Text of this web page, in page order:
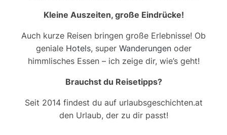
Kleine Auszeiten, große Eindrücke!
Auch kurze Reisen bringen große Erlebnisse! Ob
geniale Hotels, super Wanderungenoder
himmlisches Essen – ich zeige dir, wie’s geht!
Brauchst du Reisetipps?
Seit 2014 findest du auf urlaubsgeschichten.at
den Urlaub, der zu dir passt!